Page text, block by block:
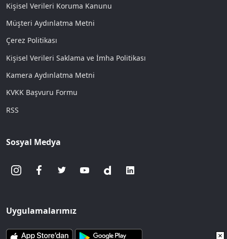
Kişisel Verileri Koruma Kanunu
Müşteri Aydınlatma Metni
Çerez Politikası
Kişisel Verileri Saklama ve İmha Politikası
Kamera Aydınlatma Metni
KVKK Başvuru Formu
RSS
Sosyal Medya
Uygulamalarımız